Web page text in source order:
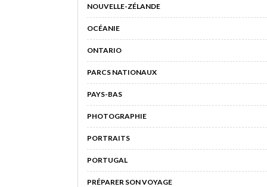
NOUVELLE-ZÉLANDE
OCÉANIE
ONTARIO
PARCS NATIONAUX
PAYS-BAS
PHOTOGRAPHIE
PORTRAITS
PORTUGAL
PRÉPARER SON VOYAGE